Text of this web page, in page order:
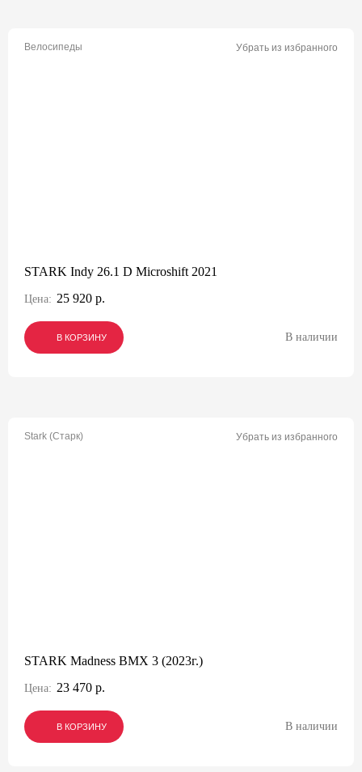
Велосипеды Убрать из избранного
STARK Indy 26.1 D Microshift 2021
Цена: 25 920 р.
В КОРЗИНУ
В КОРЗИНУ
В КОРЗИНУ В наличии
Stark (Старк) Убрать из избранного
STARK Madness BMX 3 (2023г.)
Цена: 23 470 р.
В КОРЗИНУ
В КОРЗИНУ
В КОРЗИНУ В наличии